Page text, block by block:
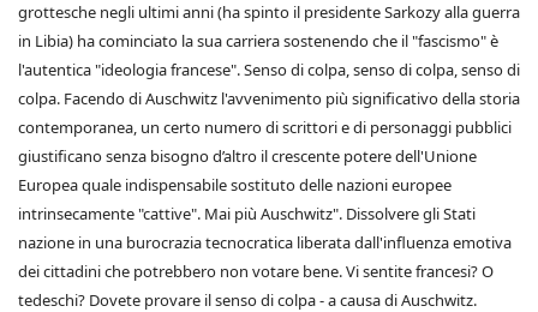
grottesche negli ultimi anni (ha spinto il presidente Sarkozy alla guerra
in Libia) ha cominciato la sua carriera sostenendo che il "fascismo" è
l'autentica "ideologia francese". Senso di colpa, senso di colpa, senso di
colpa. Facendo di Auschwitz l'avvenimento più significativo della storia
contemporanea, un certo numero di scrittori e di personaggi pubblici
giustificano senza bisogno d’altro il crescente potere dell'Unione
Europea quale indispensabile sostituto delle nazioni europee
intrinsecamente "cattive". Mai più Auschwitz". Dissolvere gli Stati
nazione in una burocrazia tecnocratica liberata dall'influenza emotiva
dei cittadini che potrebbero non votare bene. Vi sentite francesi? O
tedeschi? Dovete provare il senso di colpa - a causa di Auschwitz.